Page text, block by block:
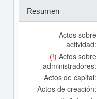
Resumen
Actos sobre
actividad:
(!) Actos sobre
administradores:
Actos de capital:
Actos de creación: